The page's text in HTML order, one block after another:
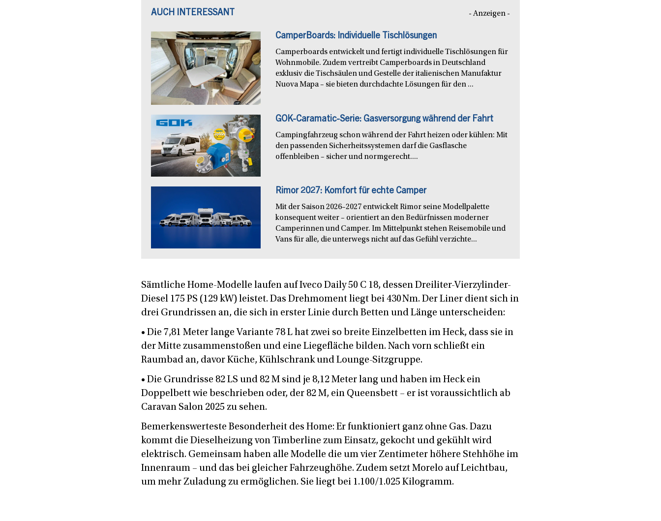
AUCH INTERESSANT - Anzeigen -
CamperBoards: Individuelle Tischlösungen
Camperboards entwickelt und fertigt individuelle Tischlösungen für
Wohnmobile. Zudem vertreibt Camperboards in Deutschland
exklusiv die Tischsäulen und Gestelle der italienischen Manufaktur
Nuova Mapa – sie bieten durchdachte Lösungen für den ...
GOK-Caramatic-Serie: Gasversorgung während der Fahrt
Campingfahrzeug schon während der Fahrt heizen oder kühlen: Mit
den passenden Sicherheitssystemen darf die Gasflasche
offenbleiben – sicher und normgerecht....
Rimor 2027: Komfort für echte Camper
Mit der Saison 2026–2027 entwickelt Rimor seine Modellpalette
konsequent weiter – orientiert an den Bedürfnissen moderner
Camperinnen und Camper. Im Mittelpunkt stehen Reisemobile und
Vans für alle, die unterwegs nicht auf das Gefühl verzichte...
Sämtliche Home-Modelle laufen auf Iveco Daily 50 C 18, dessen Dreiliter-Vierzylinder-
Diesel 175 PS (129 kW) leistet. Das Drehmoment liegt bei 430 Nm. Der Liner dient sich in
drei Grundrissen an, die sich in erster Linie durch Betten und Länge unterscheiden:
• Die 7,81 Meter lange Variante 78 L hat zwei so breite Einzelbetten im Heck, dass sie in
der Mitte zusammenstoßen und eine Liegefläche bilden. Nach vorn schließt ein
Raumbad an, davor Küche, Kühlschrank und Lounge-Sitzgruppe.
• Die Grundrisse 82 LS und 82 M sind je 8,12 Meter lang und haben im Heck ein
Doppelbett wie beschrieben oder, der 82 M, ein Queensbett – er ist voraussichtlich ab
Caravan Salon 2025 zu sehen.
Bemerkenswerteste Besonderheit des Home: Er funktioniert ganz ohne Gas. Dazu
kommt die Dieselheizung von Timberline zum Einsatz, gekocht und gekühlt wird
elektrisch. Gemeinsam haben alle Modelle die um vier Zentimeter höhere Stehhöhe im
Innenraum – und das bei gleicher Fahrzeughöhe. Zudem setzt Morelo auf Leichtbau,
um mehr Zuladung zu ermöglichen. Sie liegt bei 1.100/1.025 Kilogramm.